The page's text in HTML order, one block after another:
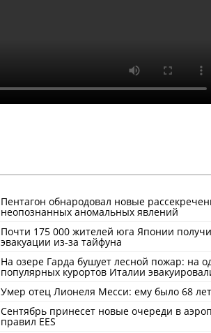
Пентагон обнародовал новые
неопознанных аномальных явлений
Почти 175 000 жителей юга Японии
эвакуации из-за тайфуна
На озере Гарда бушует лесной пожар: на
популярных курортов Италии
Умер отец Лионеля Месси: ему было 68 лет
Сентябрь принесет новые очереди в
правил EES